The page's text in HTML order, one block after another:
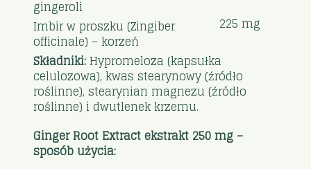
gingeroli
Imbir w proszku (Zingiber
officinale) – korzeń
225 mg
Składniki: Hypromeloza (kapsułka
celulozowa), kwas stearynowy (źródło
roślinne), stearynian magnezu (źródło
roślinne) i dwutlenek krzemu.
Ginger Root Extract ekstrakt 250 mg –
sposób użycia: